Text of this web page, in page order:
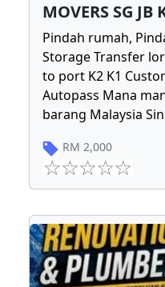
MOVERS SG JB
Pindah rumah,
Storage Transfer
to port K2 K1
Autopass Mana
barang Malaysia
RM 2,000